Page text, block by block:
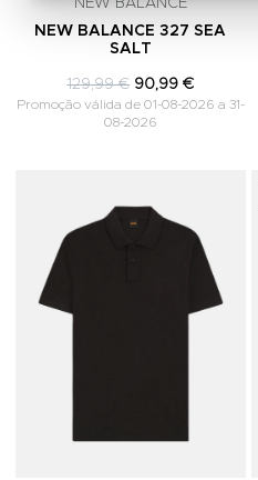
NEW BALANCE
NEW BALANCE 327 SEA
SALT
129,99 € 90,99 €
Promoção válida de 01-08-2026 a 31-
08-2026